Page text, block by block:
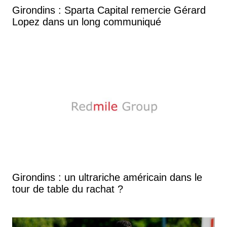
Girondins : Sparta Capital remercie Gérard
Lopez dans un long communiqué
Girondins : un ultrariche américain dans le
tour de table du rachat ?